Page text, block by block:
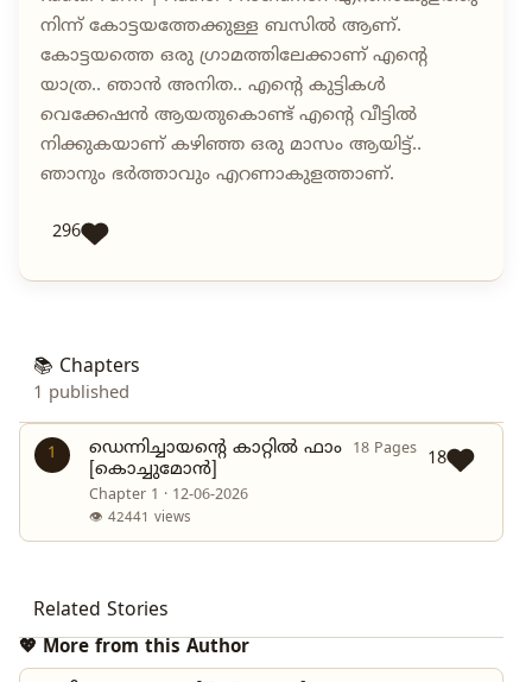
നിന്ന് കോട്ടയത്തേക്കുള്ള ബസിൽ ആണ്.
കോട്ടയത്തെ ഒരു ഗ്രാമത്തിലേക്കാണ് എന്റെ
യാത്ര.. ഞാൻ അനിത.. എന്റെ കുട്ടികൾ
വെക്കേഷൻ ആയതുകൊണ്ട് എന്റെ വീട്ടിൽ
നിക്കുകയാണ് കഴിഞ്ഞ ഒരു മാസം ആയിട്ട്..
ഞാനും ഭർത്താവും എറണാകുളത്താണ്.
296
📚 Chapters
1 published
1
ഡെന്നിച്ചായന്റെ കാറ്റിൽ ഫാം
[കൊച്ചുമോൻ]
18 Pages
Chapter 1 · 12-06-2026
👁 42441 views
18
Related Stories
💖 More from this Author